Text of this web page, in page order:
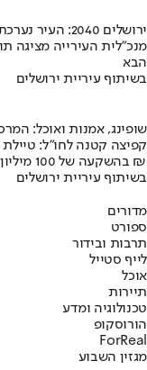
ירושלים 2040: העיר נערכת ל- 1.5 מליון תושבים
מנכ"לית העירייה מציגה
הבא
בשיתוף עיריית ירושלים
שופינג, אמנות ואוכל:
קפיצה קטנה לחו"ל:
בהשקעה של 100 מיליון ₪
בשיתוף עיריית ירושלים
מדורים
ספורט
תרבות ובידור
לייף סטייל
אוכל
תיירות
טכנולוגיה ומדע
הורוסקופ
ForReal
מגזין השבוע